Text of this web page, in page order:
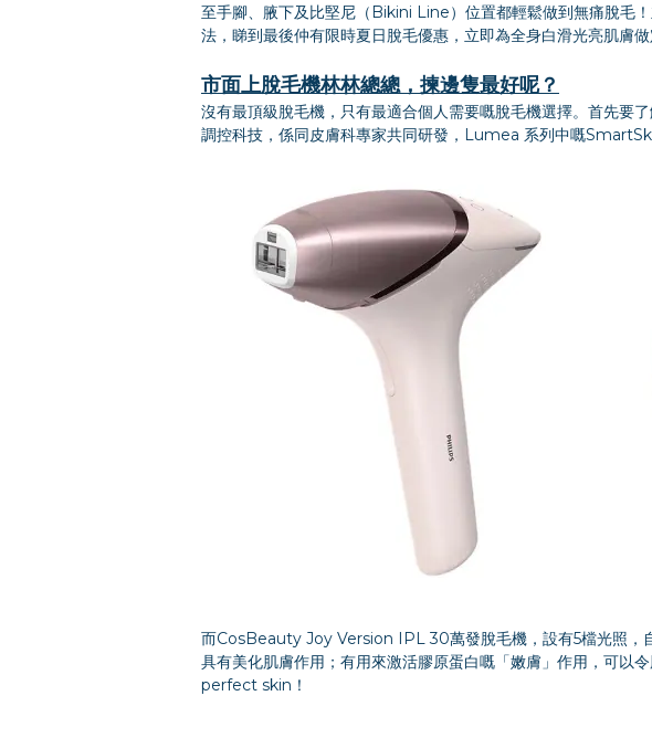
至手腳、腋下及比堅尼（Bikini Line）位置都輕鬆做到無痛脫毛
法，睇到最後仲有限時夏日脫毛優惠，立即為全身白滑光亮肌膚做
市面上脫毛機林林總總，揀邊隻最好呢？
沒有最頂級脫毛機，只有最適合個人需要嘅脫毛機選擇。首先
調控科技，係同皮膚科專家共同研發，Lumea 系列中嘅
而CosBeauty Joy Version IPL 30萬發脫毛機，設有5檔光照，
具有美化肌膚作用；有用來激活膠原蛋白嘅「嫩膚」作用，可以
perfect skin！